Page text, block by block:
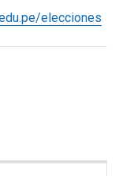
elecciones